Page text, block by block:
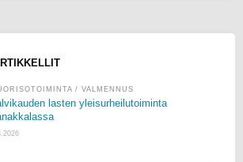
/VALMENNUS
lasten yleisurheilutoiminta